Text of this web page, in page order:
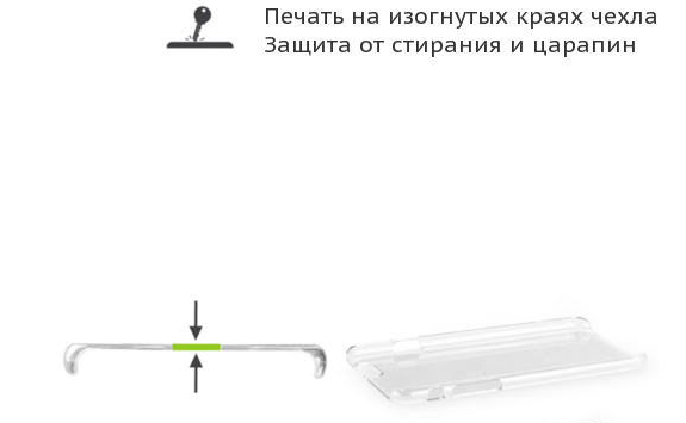
Печать на изогнутых краях чехла
Защита от стирания и царапин